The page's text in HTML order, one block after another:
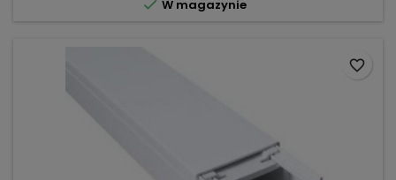
 W magazynie
favorite_border